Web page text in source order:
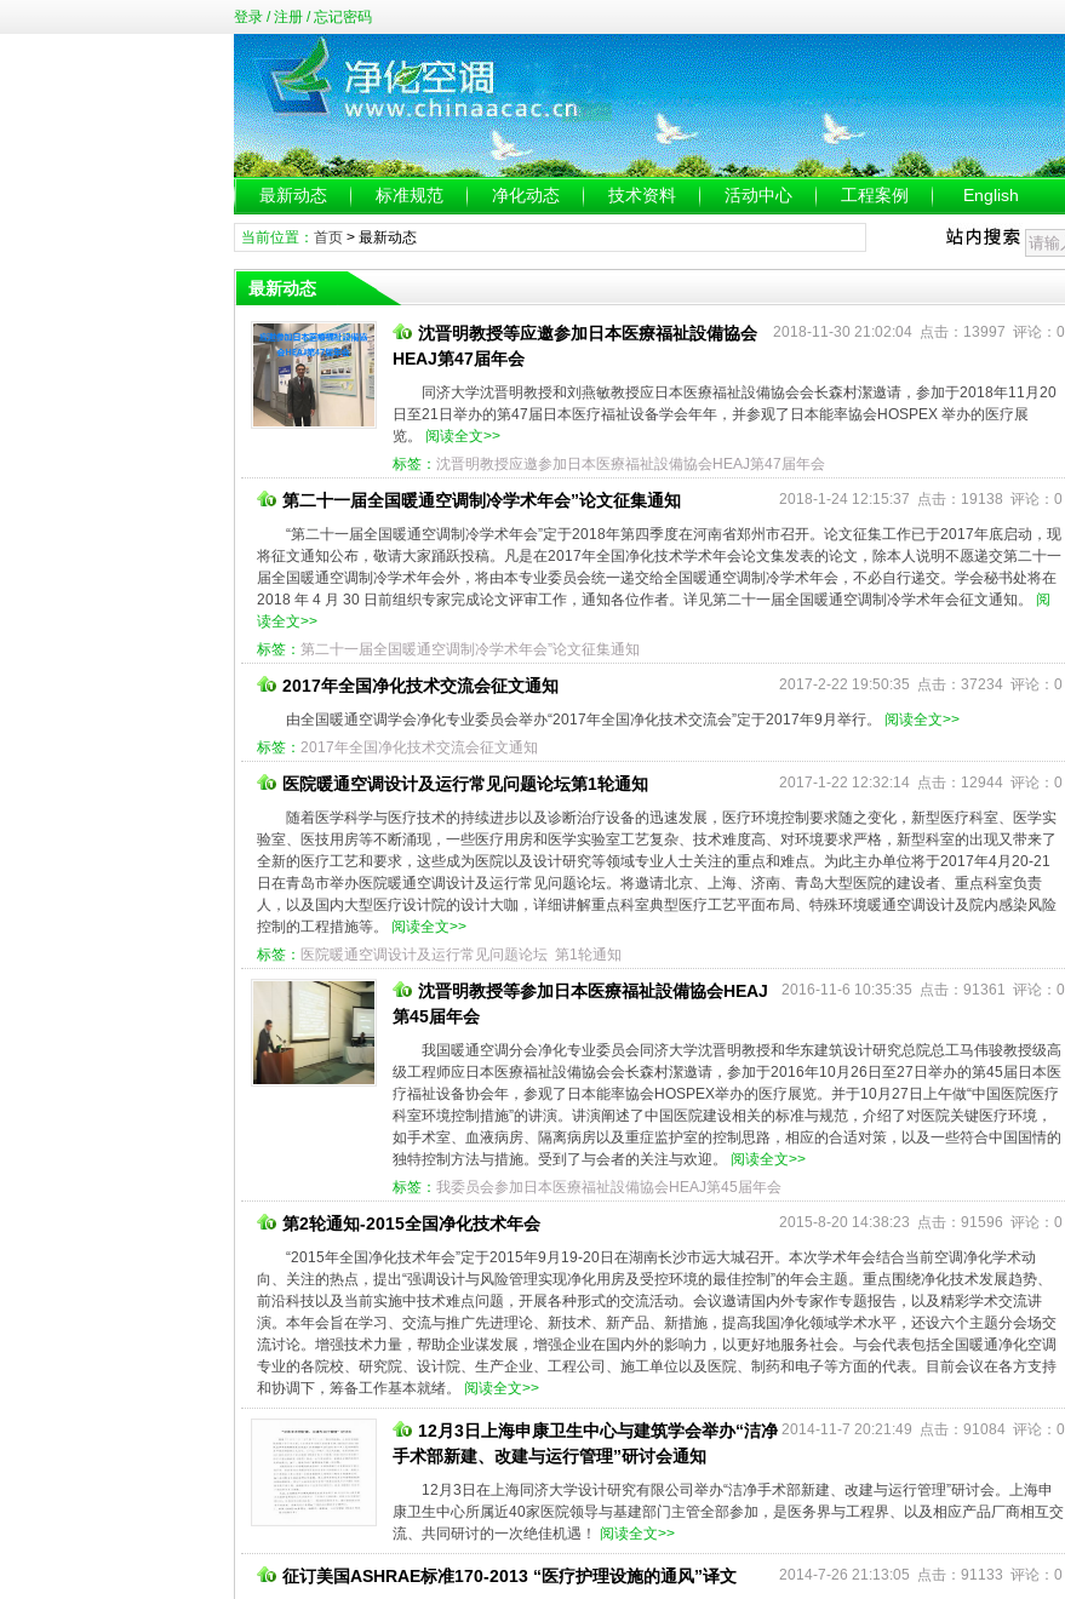
登录/注册/忘记密码
最新动态 标准规范 净化动态 技术资料 活动中心 工程案例 English
当前位置： 首页> 最新动态
最新动态
2018-11-30 21:02:04 点击：13997 评论：0
沈晋明教授等应邀参加日本医療福祉設備協会
HEAJ第47届年会
同济大学沈晋明教授和刘燕敏教授应日本医療福祉設備協会会长森村潔邀请，参加于2018年11月20
日至21日举办的第47届日本医疗福祉设备学会年年，并参观了日本能率協会HOSPEX 举办的医疗展
览。 阅读全文>>
标签： 沈晋明教授应邀参加日本医療福祉設備協会HEAJ第47届年会
2018-1-24 12:15:37 点击：19138 评论：0
第二十一届全国暖通空调制冷学术年会”论文征集通知
“第二十一届全国暖通空调制冷学术年会”定于2018年第四季度在河南省郑州市召开。论文征集工作已于2017年底启动，现
将征文通知公布，敬请大家踊跃投稿。凡是在2017年全国净化技术学术年会论文集发表的论文，除本人说明不愿递交第二十一
届全国暖通空调制冷学术年会外，将由本专业委员会统一递交给全国暖通空调制冷学术年会，不必自行递交。学会秘书处将在
2018 年 4 月 30 日前组织专家完成论文评审工作，通知各位作者。详见第二十一届全国暖通空调制冷学术年会征文通知。 阅
读全文>>
标签： 第二十一届全国暖通空调制冷学术年会”论文征集通知
2017-2-22 19:50:35 点击：37234 评论：0
2017年全国净化技术交流会征文通知
由全国暖通空调学会净化专业委员会举办“2017年全国净化技术交流会”定于2017年9月举行。 阅读全文>>
标签： 2017年全国净化技术交流会征文通知
2017-1-22 12:32:14 点击：12944 评论：0
医院暖通空调设计及运行常见问题论坛第1轮通知
随着医学科学与医疗技术的持续进步以及诊断治疗设备的迅速发展，医疗环境控制要求随之变化，新型医疗科室、医学实
验室、医技用房等不断涌现，一些医疗用房和医学实验室工艺复杂、技术难度高、对环境要求严格，新型科室的出现又带来了
全新的医疗工艺和要求，这些成为医院以及设计研究等领域专业人士关注的重点和难点。为此主办单位将于2017年4月20-21
日在青岛市举办医院暖通空调设计及运行常见问题论坛。将邀请北京、上海、济南、青岛大型医院的建设者、重点科室负责
人，以及国内大型医疗设计院的设计大咖，详细讲解重点科室典型医疗工艺平面布局、特殊环境暖通空调设计及院内感染风险
控制的工程措施等。 阅读全文>>
标签： 医院暖通空调设计及运行常见问题论坛 第1轮通知
2016-11-6 10:35:35 点击：91361 评论：0
沈晋明教授等参加日本医療福祉設備協会HEAJ
第45届年会
我国暖通空调分会净化专业委员会同济大学沈晋明教授和华东建筑设计研究总院总工马伟骏教授级高
级工程师应日本医療福祉設備協会会长森村潔邀请，参加于2016年10月26日至27日举办的第45届日本医
疗福祉设备协会年，参观了日本能率協会HOSPEX举办的医疗展览。并于10月27日上午做“中国医院医疗
科室环境控制措施”的讲演。讲演阐述了中国医院建设相关的标准与规范，介绍了对医院关键医疗环境，
如手术室、血液病房、隔离病房以及重症监护室的控制思路，相应的合适对策，以及一些符合中国国情的
独特控制方法与措施。受到了与会者的关注与欢迎。 阅读全文>>
标签： 我委员会参加日本医療福祉設備協会HEAJ第45届年会
2015-8-20 14:38:23 点击：91596 评论：0
第2轮通知-2015全国净化技术年会
“2015年全国净化技术年会”定于2015年9月19-20日在湖南长沙市远大城召开。本次学术年会结合当前空调净化学术动
向、关注的热点，提出“强调设计与风险管理实现净化用房及受控环境的最佳控制”的年会主题。重点围绕净化技术发展趋势、
前沿科技以及当前实施中技术难点问题，开展各种形式的交流活动。会议邀请国内外专家作专题报告，以及精彩学术交流讲
演。本年会旨在学习、交流与推广先进理论、新技术、新产品、新措施，提高我国净化领域学术水平，还设六个主题分会场交
流讨论。增强技术力量，帮助企业谋发展，增强企业在国内外的影响力，以更好地服务社会。与会代表包括全国暖通净化空调
专业的各院校、研究院、设计院、生产企业、工程公司、施工单位以及医院、制药和电子等方面的代表。目前会议在各方支持
和协调下，筹备工作基本就绪。 阅读全文>>
2014-11-7 20:21:49 点击：91084 评论：0
12月3日上海申康卫生中心与建筑学会举办“洁净
手术部新建、改建与运行管理”研讨会通知
12月3日在上海同济大学设计研究有限公司举办“洁净手术部新建、改建与运行管理”研讨会。上海申
康卫生中心所属近40家医院领导与基建部门主管全部参加，是医务界与工程界、以及相应产品厂商相互交
流、共同研讨的一次绝佳机遇！ 阅读全文>>
2014-7-26 21:13:05 点击：91133 评论：0
征订美国ASHRAE标准170-2013 “医疗护理设施的通风”译文